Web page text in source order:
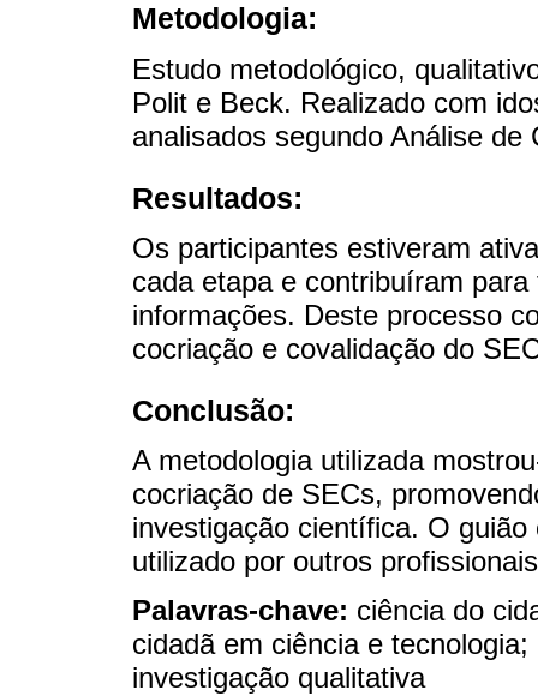
Metodologia:
Estudo metodológico,
Polit e Beck. Realizado com
analisados segundo Análise de
Resultados:
Os participantes estiveram
cada etapa e contribuíram
informações. Deste processo
cocriação e covalidação do
Conclusão:
A metodologia utilizada
cocriação de SECs,
investigação científica. O
utilizado por outros
Palavras-chave: ciência do
cidadã em ciência e
investigação qualitativa